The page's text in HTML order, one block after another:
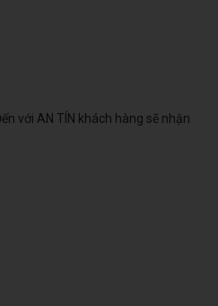
với AN TÍN khách hàng sẽ nhận